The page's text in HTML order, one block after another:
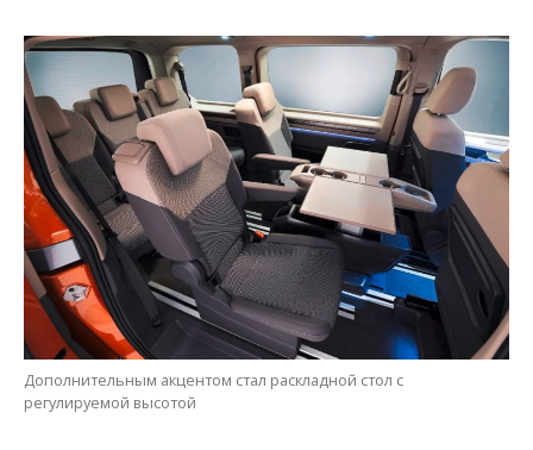
Дополнительным акцентом стал раскладной стол с
регулируемой высотой